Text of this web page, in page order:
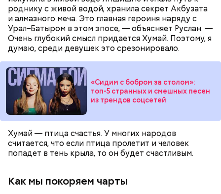
роднику с живой водой, хранила секрет Акбузата
и алмазного меча. Это главная героиня наряду с
Урал–Батыром в этом эпосе, — объясняет Руслан. —
Очень глубокий смысл придается Хумай. Поэтому, я
думаю, среди девушек это срезонировало.
«Сидим с бобром за столом»:
топ-5 странных и смешных песен
из трендов соцсетей
Хумай — птица счастья. У многих народов
считается, что если птица пролетит и человек
попадет в тень крыла, то он будет счастливым.
Как мы покоряем чарты
кабачок;
брынза;
растительное масло;
помидоры черри либо грунтовые.
беременным, кормящим женщинам;
людям с ослабленной иммунной системой;
пожилым;
детям.